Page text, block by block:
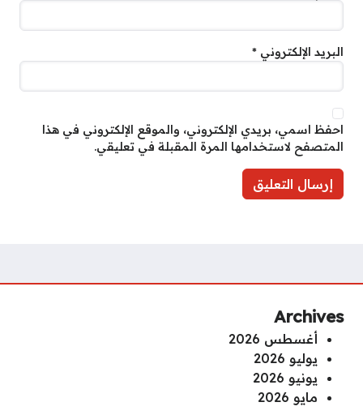
البريد الإلكتروني *
احفظ اسمي، بريدي الإلكتروني، والموقع الإلكتروني في هذا
المتصفح لاستخدامها المرة المقبلة في تعليقي.
Archives
أغسطس 2026
يوليو 2026
يونيو 2026
مايو 2026